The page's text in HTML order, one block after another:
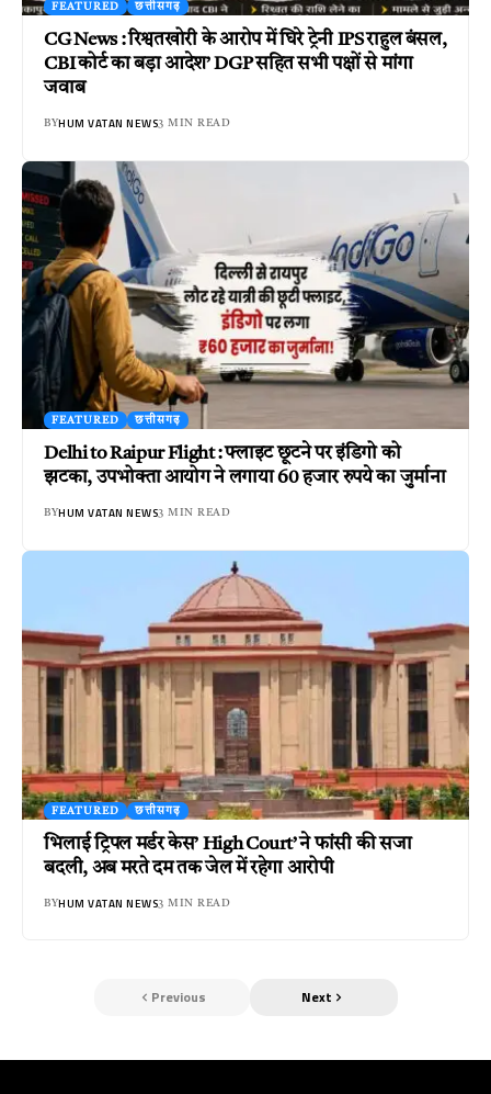
FEATURED छत्तीसगढ़
CG News : रिश्वतखोरी के आरोप में घिरे ट्रेनी IPS राहुल बंसल,
CBI कोर्ट का बड़ा आदेश’ DGP सहित सभी पक्षों से मांगा
जवाब
BYHUM VATAN NEWS3 MIN READ
FEATURED छत्तीसगढ़
Delhi to Raipur Flight : फ्लाइट छूटने पर इंडिगो को
झटका, उपभोक्ता आयोग ने लगाया 60 हजार रुपये का जुर्माना
BYHUM VATAN NEWS3 MIN READ
FEATURED छत्तीसगढ़
भिलाई ट्रिपल मर्डर केस’ High Court’ ने फांसी की सजा
बदली, अब मरते दम तक जेल में रहेगा आरोपी
BYHUM VATAN NEWS3 MIN READ
Previous Next